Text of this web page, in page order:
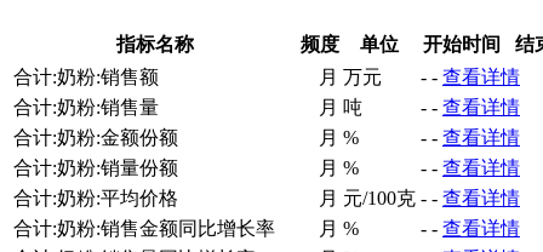
指标名称 频度 单位 开始时间
结
合计:奶粉:销售额
月 万元 - - 查看详情
合计:奶粉:销售量
月 吨 - - 查看详情
合计:奶粉:金额份额
月 % - - 查看详情
合计:奶粉:销量份额
月 % - - 查看详情
合计:奶粉:平均价格
月 元/100克 - - 查看详情
合计:奶粉:销售金额同比增长率
月 % - - 查看详情